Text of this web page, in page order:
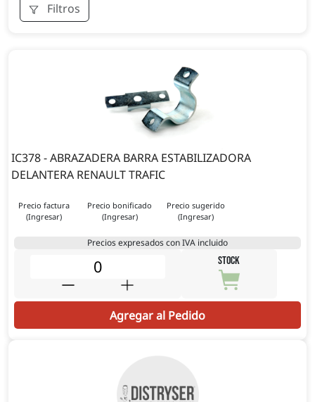
Filtros
IC378 - ABRAZADERA BARRA ESTABILIZADORA
DELANTERA RENAULT TRAFIC
Precio factura
(Ingresar)
Precio bonificado
(Ingresar)
Precio sugerido
(Ingresar)
Precios expresados con IVA incluido
STOCK
Agregar al Pedido